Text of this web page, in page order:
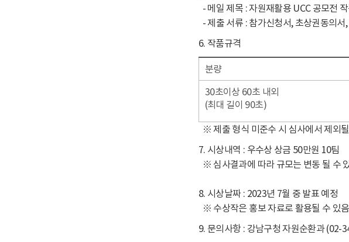
- 메일 제목 : 자원재활용 UCC 공모전
- 제출 서류 : 참가신청서, 초상권동의
6. 작품규격
분량
30초이상 60초 내외
(최대 길이 90초)
※ 제출 형식 미준수 시 심사에서 제외
7. 시상내역 : 우수상 상금 50만원 10팀
※ 심사결과에 따라 규모는 변동 될 수
8. 시상날짜 : 2023년 7월 중 발표 예정
※ 수상작은 홍보 자료로 활용될 수 있음
9. 문의사항 : 강남구청 자원순환과 (02-